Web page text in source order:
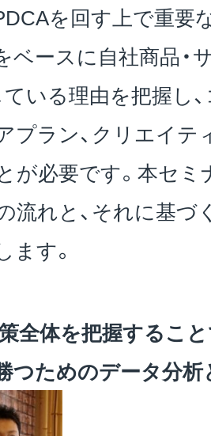
を回す上で重要
ベースに自社商品・
ている理由を把握し
プラン、クリエイ
が必要です。本セミ
流れと、それに基
ます。
全体を把握するこ
つためのデータ分析